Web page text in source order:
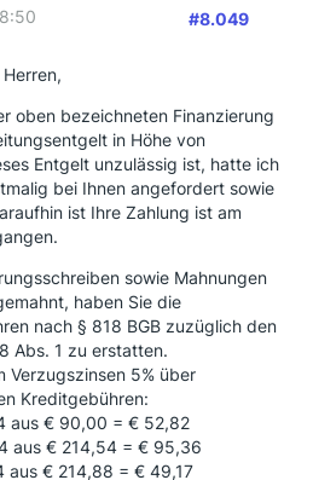
#8.049
oben bezeichneten Finanzierung
in Höhe von
Entgelt unzulässig ist, hatte ich
bei Ihnen angefordert sowie
ist Ihre Zahlung ist am
sowie Mahnungen
haben Sie die
nach § 818 BGB zuzüglich den
Abs. 1 zu erstatten.
Verzugszinsen 5% über
Kreditgebühren:
aus € 90,00 = € 52,82
aus € 214,54 = € 95,36
aus € 214,88 = € 49,17